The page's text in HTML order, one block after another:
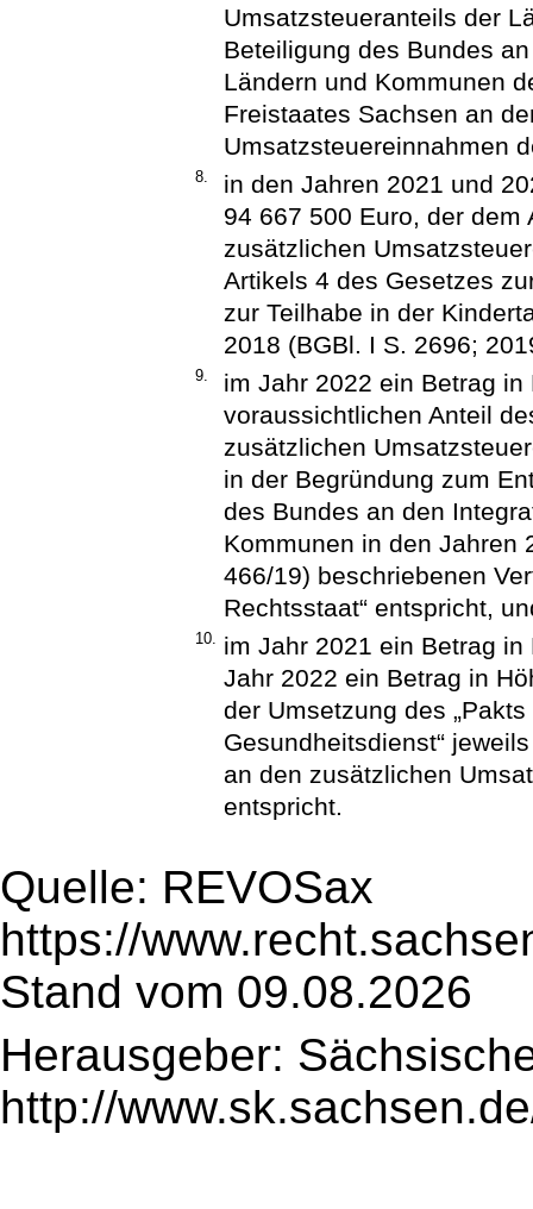
Umsatzsteueranteils der
Beteiligung des Bundes
Ländern und Kommunen
Freistaates Sachsen an
Umsatzsteuereinnahmen
8.
in den Jahren 2021 und
94 667 500 Euro, der
zusätzlichen
Artikels 4 des Gesetzes
zur Teilhabe in der
2018 (BGBl. I S. 2696;
9.
im Jahr 2022 ein Betrag
voraussichtlichen Anteil
zusätzlichen
in der Begründung zum
des Bundes an den
Kommunen in den Jahren
466/19) beschriebenen
Rechtsstaat“ entspricht,
10.
im Jahr 2021 ein Betrag
Jahr 2022 ein Betrag in
der Umsetzung des
Gesundheitsdienst“
an den zusätzlichen
entspricht.
Quelle: REVOSax
https://
Stand vom 09.08.2026
Herausgeber:
http://